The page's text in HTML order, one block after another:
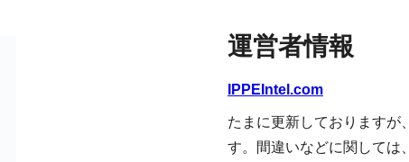
運営者情報
IPPEIntel.com
たまに更新しておりますが
す。間違いなどに関しては